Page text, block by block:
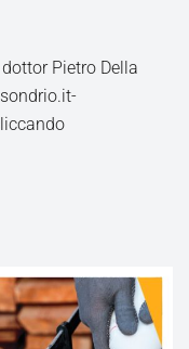
Pietro Della